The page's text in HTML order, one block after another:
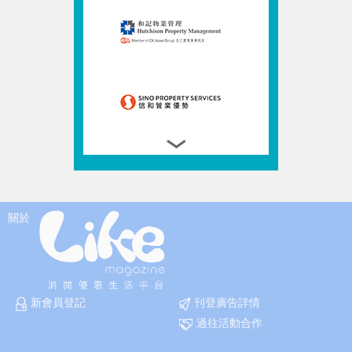
關於
新會員登記
刊登廣告詳情
過往活動合作